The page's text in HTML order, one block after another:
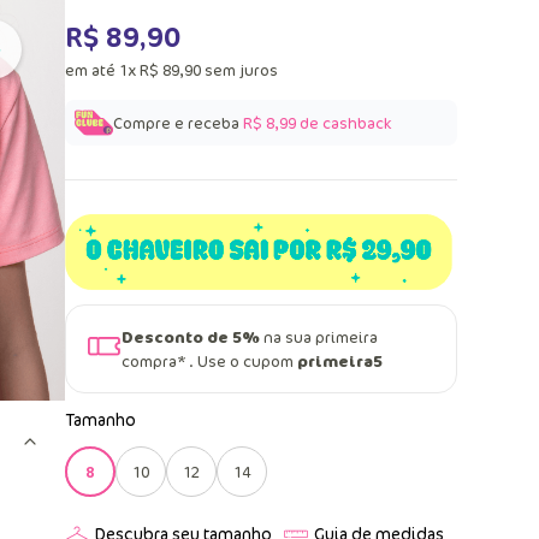
R$ 89,90
em até 1xR$ 89,90 sem juros
Compre e receba R$ 8,99de cashback
Desconto de 5%na sua primeira
compra* . Use o cupom primeira5
Tamanho
8 10 12 14